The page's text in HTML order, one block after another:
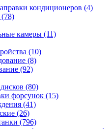
кондиционеров (4)
(78)
камеры (11)
(10)
(8)
(92)
(80)
форсунок (15)
(41)
(26)
(796)